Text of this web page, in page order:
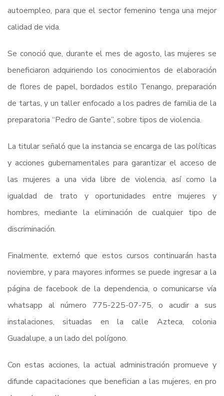
autoempleo, para que el sector femenino tenga una mejor
calidad de vida.
Se conoció que, durante el mes de agosto, las mujeres se
beneficiaron adquiriendo los conocimientos de elaboración
de flores de papel, bordados estilo Tenango, preparación
de tartas, y un taller enfocado a los padres de familia de la
preparatoria “Pedro de Gante”, sobre tipos de violencia.
La titular señaló que la instancia se encarga de las políticas
y acciones gubernamentales para garantizar el acceso de
las mujeres a una vida libre de violencia, así como la
igualdad de trato y oportunidades entre mujeres y
hombres, mediante la eliminación de cualquier tipo de
discriminación.
Finalmente, externó que estos cursos continuarán hasta
noviembre, y para mayores informes se puede ingresar a la
página de facebook de la dependencia, o comunicarse vía
whatsapp al número 775-225-07-75, o acudir a sus
instalaciones, situadas en la calle Azteca, colonia
Guadalupe, a un lado del polígono.
Con estas acciones, la actual administración promueve y
difunde capacitaciones que benefician a las mujeres, en pro